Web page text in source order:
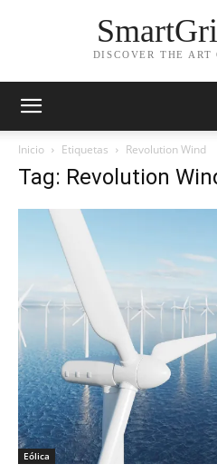
DISCOVER THE ART
Inicio Etiquetas Revolution Wind
Tag: Revolution
Eólica